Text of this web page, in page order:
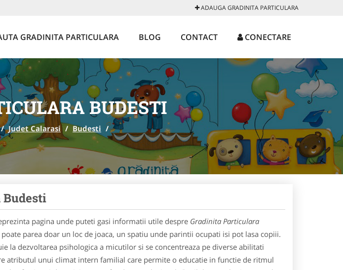
ADAUGA GRADINITA PARTICULARA
GRADINITA PARTICULARA BLOG CONTACT CONECTARE
BUDESTI
Judet Calarasi / Budesti /
pagina unde puteti gasi informatii utile despre Gradinita Particulara
parea doar un loc de joaca, un spatiu unde parintii ocupati isi pot lasa copiii.
la dezvoltarea psihologica a micutilor si se concentreaza pe diverse abilitati
atributul unui climat intern familial care permite o educatie in functie de ritmul